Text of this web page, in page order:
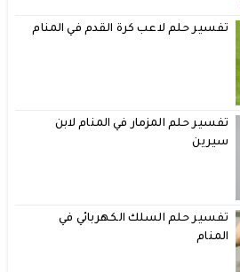
تفسير حلم لاعب كرة القدم في المنام
تفسير حلم المزمار في المنام لابن
سيرين
تفسير حلم السلك الكهربائي في
المنام